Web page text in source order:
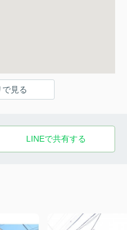
見る
LINEで共有する